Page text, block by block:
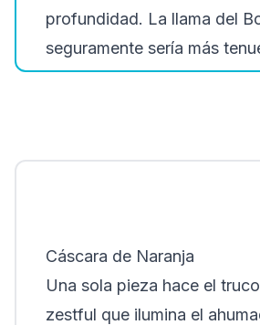
profundidad. La llama del
seguramente sería más
Cáscara de Naranja
Una sola pieza hace el
zestful que ilumina el